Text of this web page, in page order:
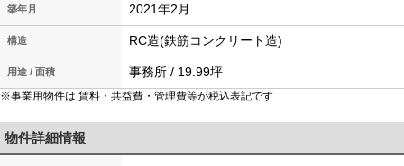
築年月 2021年2月
構造 RC造(鉄筋コンクリート造)
用途 / 面積 事務所 / 19.99坪
※事業用物件は 賃料・共益費・管理費等が税込表記です
物件詳細情報